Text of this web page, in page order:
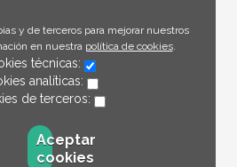
y de terceros para mejorar nuestros
en nuestra política de cookies.
técnicas:
analíticas:
de terceros:
Aceptar
cookies